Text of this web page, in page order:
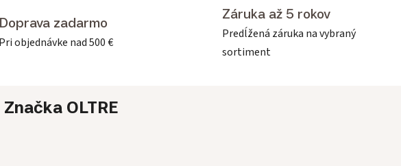
Doprava zadarmo
Pri objednávke nad 500 €
Záruka až 5 rokov
Predĺžená záruka na vybraný
sortiment
Značka OLTRE